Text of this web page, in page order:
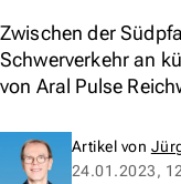
Zwischen der
Schwerverkehr an
von Aral Pulse
Artikel von
24.01.2023,